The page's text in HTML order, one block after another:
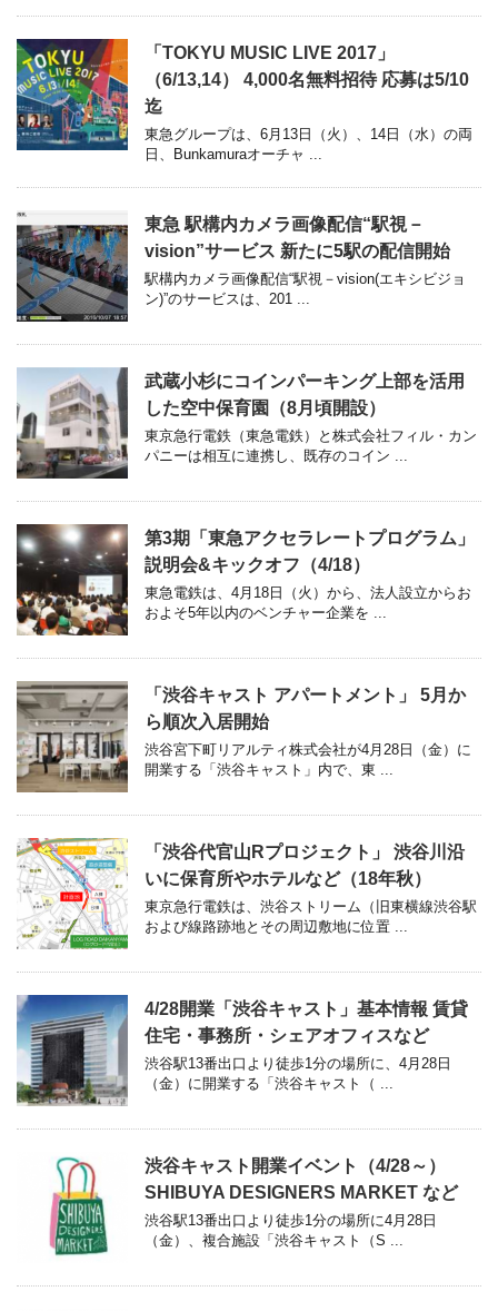
「TOKYU MUSIC LIVE 2017」
（6/13,14） 4,000名無料招待 応募は5/10
迄
東急グループは、6月13日（火）、14日（水）の両
日、Bunkamuraオーチャ ...
東急 駅構内カメラ画像配信“駅視－
vision”サービス 新たに5駅の配信開始
駅構内カメラ画像配信“駅視－vision(エキシビジョ
ン)”のサービスは、201 ...
武蔵小杉にコインパーキング上部を活用
した空中保育園（8月頃開設）
東京急行電鉄（東急電鉄）と株式会社フィル・カン
パニーは相互に連携し、既存のコイン ...
第3期「東急アクセラレートプログラム」
説明会&キックオフ（4/18）
東急電鉄は、4月18日（火）から、法人設立からお
およそ5年以内のベンチャー企業を ...
「渋谷キャスト アパートメント」 5月か
ら順次入居開始
渋谷宮下町リアルティ株式会社が4月28日（金）に
開業する「渋谷キャスト」内で、東 ...
「渋谷代官山Rプロジェクト」 渋谷川沿
いに保育所やホテルなど（18年秋）
東京急行電鉄は、渋谷ストリーム（旧東横線渋谷駅
および線路跡地とその周辺敷地に位置 ...
4/28開業「渋谷キャスト」基本情報 賃貸
住宅・事務所・シェアオフィスなど
渋谷駅13番出口より徒歩1分の場所に、4月28日
（金）に開業する「渋谷キャスト（ ...
渋谷キャスト開業イベント（4/28～）
SHIBUYA DESIGNERS MARKET など
渋谷駅13番出口より徒歩1分の場所に4月28日
（金）、複合施設「渋谷キャスト（S ...